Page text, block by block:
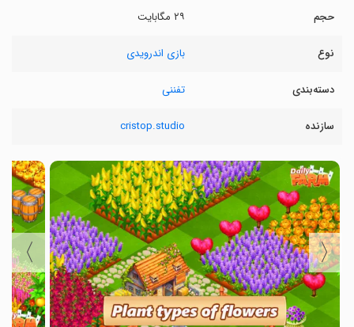
حجم ۲۹ مگابایت
نوع بازی اندرویدی
دسته‌بندی تفننی
سازنده cristop.studio
〈
〉